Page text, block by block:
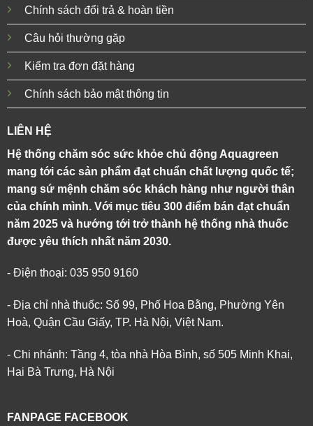
Chính sách đổi trả & hoàn tiền
Câu hỏi thường gặp
Kiểm tra đơn đặt hàng
Chính sách bảo mật thông tin
LIÊN HỆ
Hệ thống chăm sóc sức khỏe chủ động Aquagreen
mang tới các sản phẩm đạt chuẩn chất lượng quốc tế;
mang sứ mệnh chăm sóc khách hàng như người thân
của chính mình. Với mục tiêu 300 điểm bán đạt chuẩn
năm 2025 và hướng tới trở thành hệ thống nhà thuốc
được yêu thích nhất năm 2030.
- Điện thoại: 035 950 9160
- Địa chỉ nhà thuốc: Số 99, Phố Hoa Bằng, Phường Yên
Hoà, Quận Cầu Giấy, TP. Hà Nội, Việt Nam.
- Chi nhánh: Tầng 4, tòa nhà Hòa Bình, số 505 Minh Khai,
Hai Bà Trưng, Hà Nội
FANPAGE FACEBOOK